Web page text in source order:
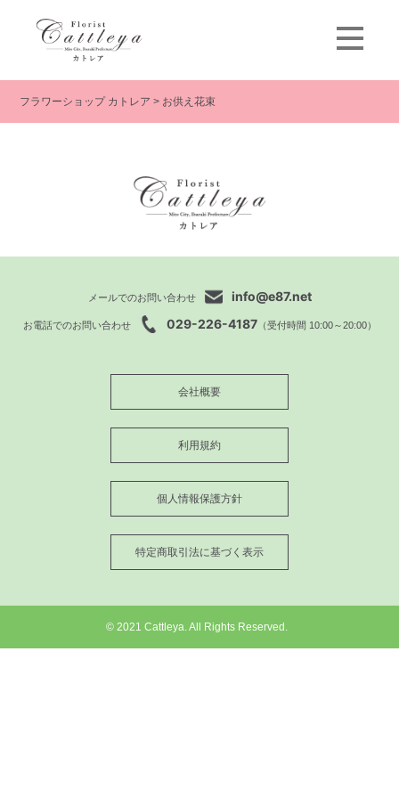
フラワーショップ カトレア > お供え花束
メールでのお問い合わせ info@e87.net
お電話でのお問い合わせ 029-226-4187（受付時間 10:00～20:00）
会社概要
利用規約
個人情報保護方針
特定商取引法に基づく表示
© 2021 Cattleya. All Rights Reserved.